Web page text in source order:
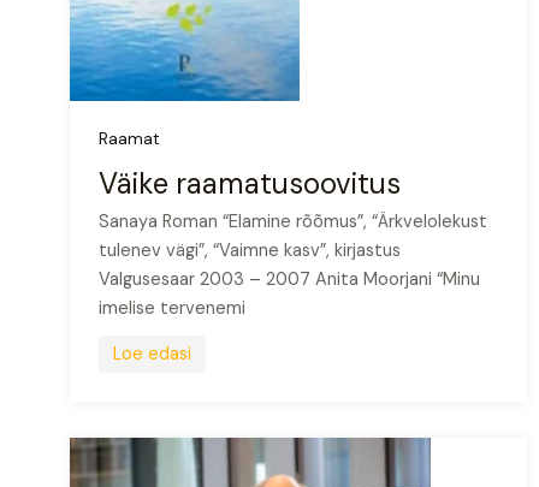
Raamat
Väike raamatusoovitus
Sanaya Roman “Elamine rõõmus”, “Ärkvelolekust
tulenev vägi”, “Vaimne kasv”, kirjastus
Valgusesaar 2003 – 2007 Anita Moorjani “Minu
imelise tervenemi
Loe edasi